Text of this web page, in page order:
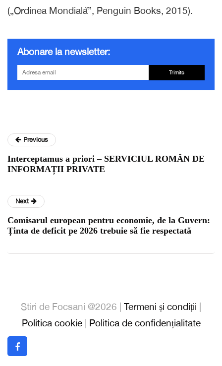
(„Ordinea Mondială”, Penguin Books, 2015).
Abonare la newsletter:
Trimite
Previous
Interceptamus a priori – SERVICIUL ROMÂN DE
INFORMAȚII PRIVATE
Next
Comisarul european pentru economie, de la Guvern:
Ținta de deficit pe 2026 trebuie să fie respectată
Stiri de Focsani @2026 | Termeni și condiții |
Politica cookie| Politica de confidențialitate